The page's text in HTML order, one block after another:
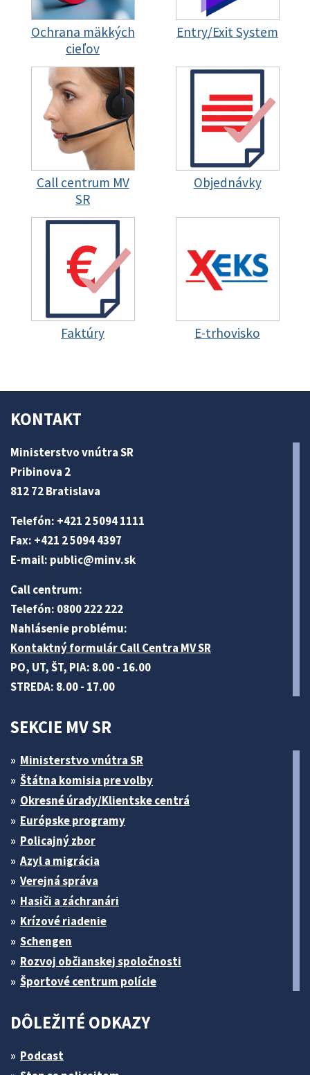
Ochrana mäkkých
cieľov
Entry/Exit System
Call centrum MV
SR
Objednávky
Faktúry E-trhovisko
KONTAKT
Ministerstvo vnútra SR
Pribinova 2
812 72 Bratislava
Telefón: +421 2 5094 1111
Fax: +421 2 5094 4397
E-mail: public@minv.sk
Call centrum:
Telefón: 0800 222 222
Nahlásenie problému:
Kontaktný formulár Call Centra MV SR
PO, UT, ŠT, PIA: 8.00 - 16.00
STREDA: 8.00 - 17.00
SEKCIE MV SR
Ministerstvo vnútra SR
Štátna komisia pre volby
Okresné úrady/Klientske centrá
Európske programy
Policajný zbor
Azyl a migrácia
Verejná správa
Hasiči a záchranári
Krízové riadenie
Schengen
Rozvoj občianskej spoločnosti
Športové centrum polície
DÔLEŽITÉ ODKAZY
Podcast